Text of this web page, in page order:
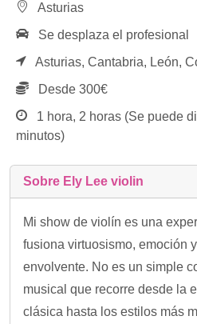
Asturias
Se desplaza el profesional
Asturias, Cantabria, León,
Desde 300€
1 hora, 2 horas (Se puede
minutos)
Sobre Ely Lee violin
Mi show de violín es una
fusiona virtuosismo, emoción
envolvente. No es un simple
musical que recorre desde la
clásica hasta los estilos más